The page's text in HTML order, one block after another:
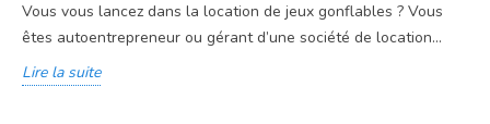
Vous vous lancez dans la location de jeux gonflables ? Vous
êtes autoentrepreneur ou gérant d’une société de location...
Lire la suite